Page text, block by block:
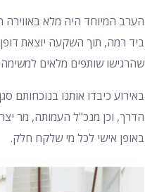
הערב המיוחד היה מלא באווירה
ביד רמה, תוך השקעה יוצאת
שהרגישו שותפים מלאים
באירוע כיבדו אותנו
הדרך, וכן מנכ"ל העמותה, מר
באופן אישי לכל מי שלקח חלק.